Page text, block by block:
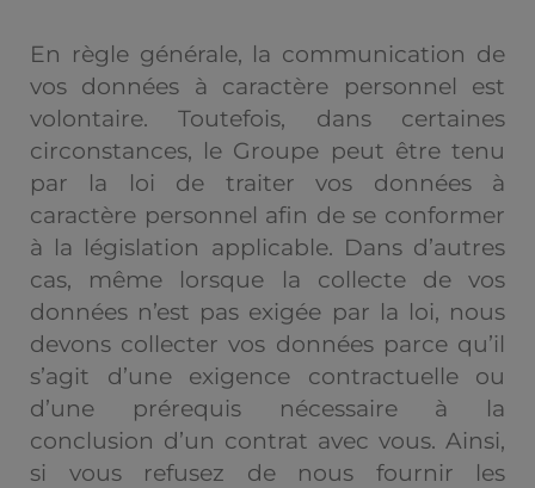
En règle générale, la communication de
vos données à caractère personnel est
volontaire. Toutefois, dans certaines
circonstances, le Groupe peut être tenu
par la loi de traiter vos données à
caractère personnel afin de se conformer
à la législation applicable. Dans d’autres
cas, même lorsque la collecte de vos
données n’est pas exigée par la loi, nous
devons collecter vos données parce qu’il
s’agit d’une exigence contractuelle ou
d’une prérequis nécessaire à la
conclusion d’un contrat avec vous. Ainsi,
si vous refusez de nous fournir les